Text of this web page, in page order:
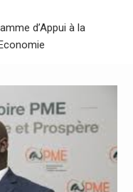
d’Appui à la